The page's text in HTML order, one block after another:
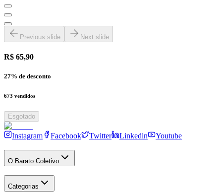
Previous slide Next slide
R$ 65,90
27% de desconto
673 vendidos
Esgotado
Instagram Facebook Twitter Linkedin Youtube
O Barato Coletivo
Categorias